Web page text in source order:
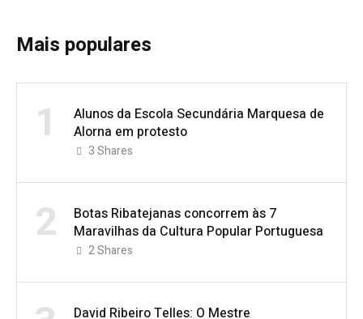
Mais populares
1
Alunos da Escola Secundária Marquesa de
Alorna em protesto
3Shares
2
Botas Ribatejanas concorrem às 7
Maravilhas da Cultura Popular Portuguesa
2Shares
David Ribeiro Telles: O Mestre